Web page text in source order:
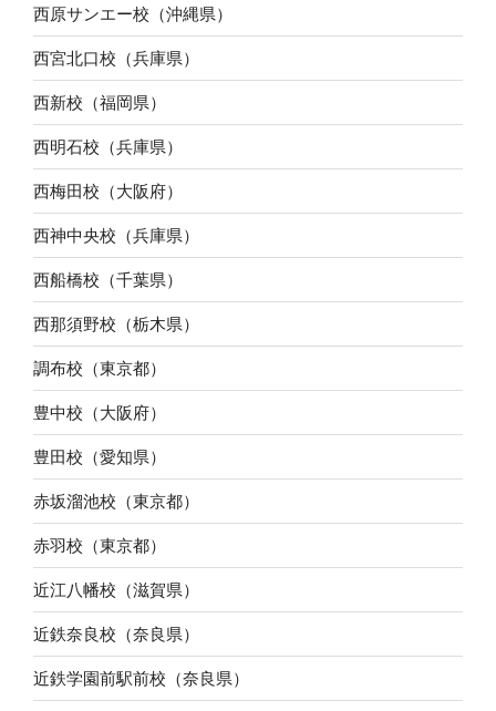
西原サンエー校（沖縄県）
西宮北口校（兵庫県）
西新校（福岡県）
西明石校（兵庫県）
西梅田校（大阪府）
西神中央校（兵庫県）
西船橋校（千葉県）
西那須野校（栃木県）
調布校（東京都）
豊中校（大阪府）
豊田校（愛知県）
赤坂溜池校（東京都）
赤羽校（東京都）
近江八幡校（滋賀県）
近鉄奈良校（奈良県）
近鉄学園前駅前校（奈良県）